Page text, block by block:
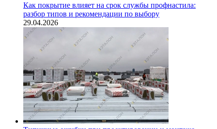
Как покрытие влияет на срок службы профнастила:
разбор типов и рекомендации по выбору
29.04.2026